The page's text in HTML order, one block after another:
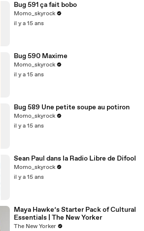
Bug 591 ça fait bobo
Momo_skyrock
il y a 15 ans
Bug 590 Maxime
Momo_skyrock
il y a 15 ans
Bug 589 Une petite soupe au potiron
Momo_skyrock
il y a 15 ans
Sean Paul dans la Radio Libre de Difool
Momo_skyrock
il y a 15 ans
Maya Hawke’s Starter Pack of Cultural
Essentials | The New Yorker
The New Yorker